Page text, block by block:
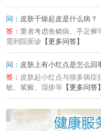
问： 皮肤干燥起皮是什么病？
答： 重者考虑鱼鳞病、手足癣
需到院面诊 【更多问答】
问： 皮肤上有小红点是怎么回
答： 皮肤起小红点与很多病症
敏、紫癜、湿疹等 【更多问答】